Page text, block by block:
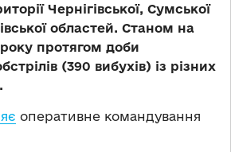
Чернігівської, Сумської
областей. Станом на
протягом доби
(390 вибухів) із різних
оперативне командування